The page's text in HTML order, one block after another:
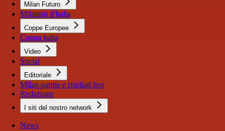
Milan Futuro
Milanisti d'Italia
Coppe Europee
Coppa italia
Video
Social
Editoriale
Milan partite e risultati live
Redazione
I siti del nostro network
News